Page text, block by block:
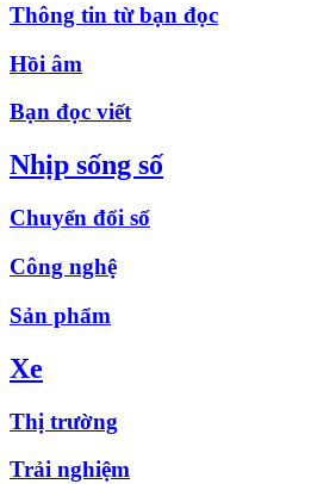
Thông tin từ bạn đọc
Hồi âm
Bạn đọc viết
Nhịp sống số
Chuyển đổi số
Công nghệ
Sản phẩm
Xe
Thị trường
Trải nghiệm